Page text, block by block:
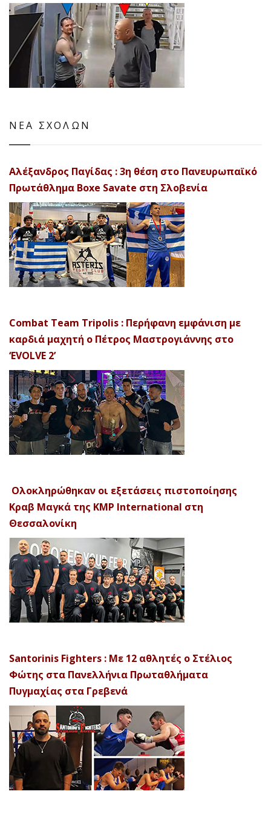
ΝΕΑ ΣΧΟΛΩΝ
Αλέξανδρος Παγίδας : 3η θέση στο Πανευρωπαϊκό
Πρωτάθλημα Boxe Savate στη Σλοβενία
Combat Team Tripolis : Περήφανη εμφάνιση με
καρδιά μαχητή ο Πέτρος Μαστρογιάννης στο
‘EVOLVE 2’
Ολοκληρώθηκαν οι εξετάσεις πιστοποίησης
Κραβ Μαγκά της KMP International στη
Θεσσαλονίκη
Santorinis Fighters : Με 12 αθλητές ο Στέλιος
Φώτης στα Πανελλήνια Πρωταθλήματα
Πυγμαχίας στα Γρεβενά